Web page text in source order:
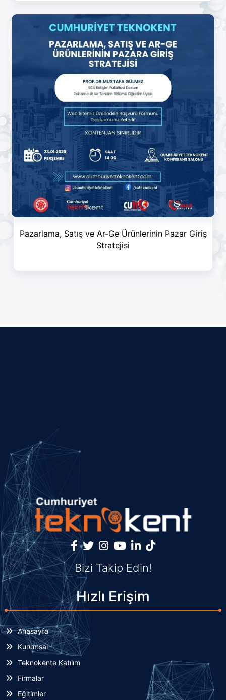
Pazarlama, Satış ve Ar-Ge Ürünlerinin Pazar Giriş
Stratejisi
Bizi Takip Edin!
Hızlı Erişim
Anasayfa
Kurumsal
Teknokente Katılım
Firmalar
Eğitimler